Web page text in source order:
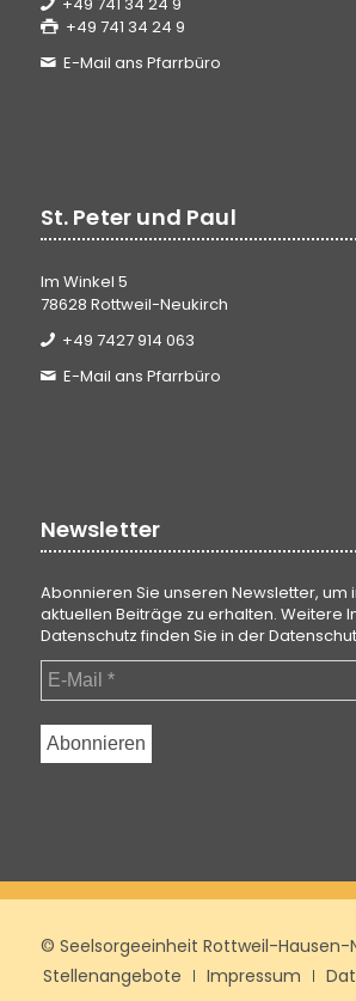
+49 741 34 24 9
+49 741 34 24 9
E-Mail ans Pfarrbüro
St. Peter und Paul
Im Winkel 5
78628 Rottweil-Neukirch
+49 7427 914 063
E-Mail ans Pfarrbüro
Newsletter
Abonnieren Sie unseren Newsletter, um
aktuellen Beiträge zu erhalten. Weitere
Datenschutz finden Sie in der
© Seelsorgeeinheit Rottweil-Hausen-
Stellenangebote
Impressum